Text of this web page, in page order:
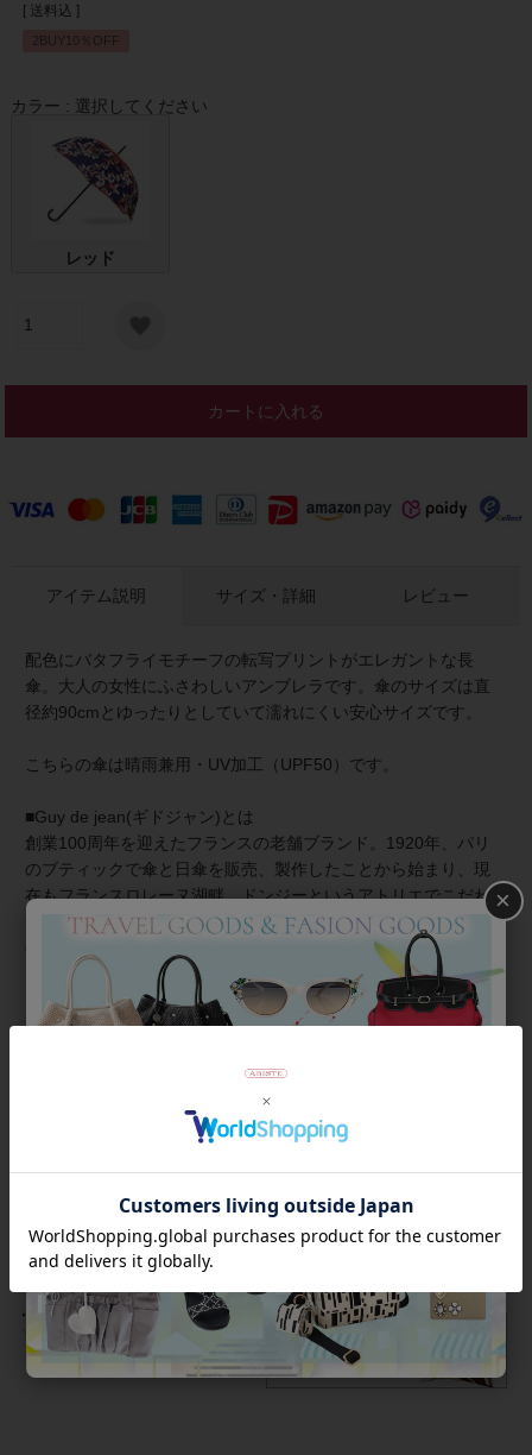
送料込
2BUY10％OFF
カラー 選択してください
レッド
カートに入れる
アイテム説明
配色にバタフライモチーフの転写プリントがエレガントな長
傘。大人の女性にふさわしいアンブレラです。傘のサイズは直
径約90cmとゆったりとしていて濡れにくい安心サイズです。
こちらの傘は晴雨兼用・UV加工（UPF50）です。
■Guy de jean(ギドジャン)とは
創業100周年を迎えたフランスの老舗ブランド。1920年、パリ
のブティックで傘と日傘を販売、製作したことから始まり、現
在もフランスロレーヌ湖畔、ドンジーというアトリエでこだわ
りの伝統製法で手作業で作られています。独創的でかつ遊び心
のあるデザインで、本国フランスにおいても長く愛され続けて
います。
【ギフトラッピングについて】
こちらの商品はラッピング不可商品です。
サイズ・詳細 レビュー
返品について
×